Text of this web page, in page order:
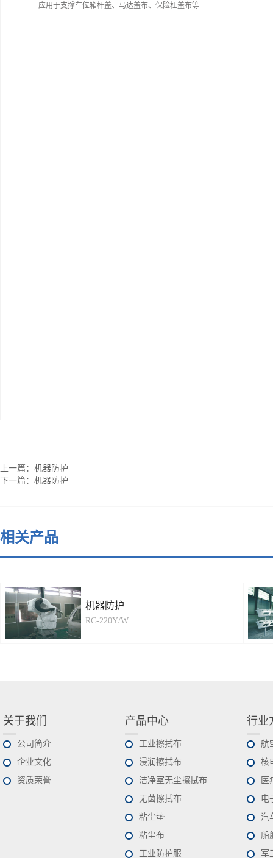
应用于支撑车位箱杆盖、马达盖布、保险杠盖布等
上一篇： 机器防护
下一篇： 机器防护
相关产品
机器防护
RC-220Y/W
关于我们
公司简介
企业文化
资质荣誉
产品中心
工业擦拭布
浸润擦拭布
洁净室无尘擦拭布
无菌擦拭布
粘尘垫
粘尘布
工业防护服
行业
航
核
医
电
汽
船
军